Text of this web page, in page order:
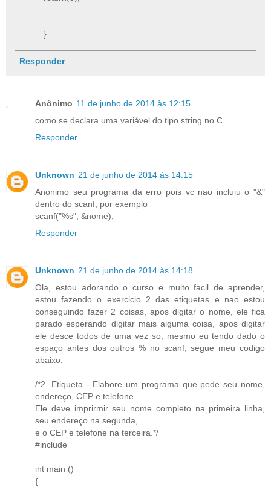
}
Responder
Anônimo 11 de junho de 2014 às 12:15
como se declara uma variável do tipo string no C
Responder
Unknown 21 de junho de 2014 às 14:15
Anonimo seu programa da erro pois vc nao incluiu o "&"
dentro do scanf, por exemplo
scanf("%s", &nome);
Responder
Unknown 21 de junho de 2014 às 14:18
Ola, estou adorando o curso e muito facil de aprender,
estou fazendo o exercicio 2 das etiquetas e nao estou
conseguindo fazer 2 coisas, apos digitar o nome, ele fica
parado esperando digitar mais alguma coisa, apos digitar
ele desce todos de uma vez so, mesmo eu tendo dado o
espaço antes dos outros % no scanf, segue meu codigo
abaixo:
/*2. Etiqueta - Elabore um programa que pede seu nome,
endereço, CEP e telefone.
Ele deve imprirmir seu nome completo na primeira linha,
seu endereço na segunda,
e o CEP e telefone na terceira.*/
#include
int main ()
{